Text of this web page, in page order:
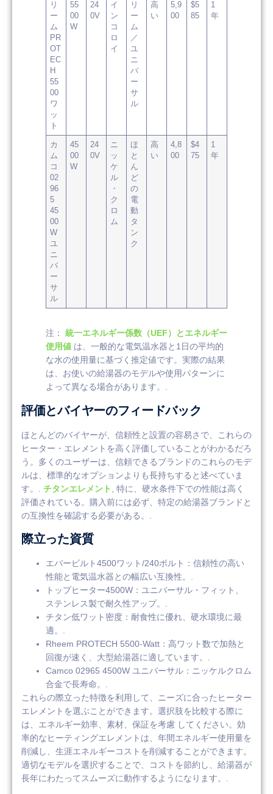
リ
ー
ム
PR
OT
EC
H
55
00
ワ
ッ
ト
55
00
W
24
0V
イ
ン
コ
ロ
イ
リ
ー
ム
／
ユ
ニ
バ
ー
サ
ル
高
い
5,9
00
$5
85
1
年
カ
ム
コ
02
96
5
45
00
W
ユ
ニ
バ
ー
サ
ル
45
00
W
24
0V
ニ
ッ
ケ
ル
・
ク
ロ
ム
ほ
と
ん
ど
の
電
動
タ
ン
ク
高
い
4,8
00
$4
75
1
年
注： 統一エネルギー係数（UEF）とエネルギー
使用値 は、一般的な電気温水器と1日の平均的
な水の使用量に基づく推定値です。実際の結果
は、お使いの給湯器のモデルや使用パターンに
よって異なる場合があります。.
評価とバイヤーのフィードバック
ほとんどのバイヤーが、信頼性と設置の容易さで、これらの
ヒーター・エレメントを高く評価していることがわかるだろ
う。多くのユーザーは、信頼できるブランドのこれらのモデ
ルは、標準的なオプションよりも長持ちすると述べていま
す。. チタンエレメント
, 特に、硬水条件下での性能は高く
評価されている。購入前には必ず、特定の給湯器ブランドと
の互換性を確認する必要がある。.
際立った資質
エバービルト4500ワット/240ボルト：信頼性の高い
性能と電気温水器との幅広い互換性。.
トップヒーター4500W：ユニバーサル・フィット、
ステンレス製で耐久性アップ。.
チタン低ワット密度：耐食性に優れ、硬水環境に最
適。.
Rheem PROTECH 5500-Watt：高ワット数で加熱と
回復が速く、大型給湯器に適しています。.
Camco 02965 4500W ユニバーサル：ニッケルクロム
合金で長寿命。.
これらの際立った特徴を利用して、ニーズに合ったヒーター
エレメントを選ぶことができます。選択肢を比較する際に
は、エネルギー効率、素材、保証を考慮 してください。効
率的なヒーティングエレメントは、年間エネルギー使用量を
削減し、生涯エネルギーコストを削減することができます。
適切なモデルを選択することで、コストを節約し、給湯器が
長年にわたってスムーズに動作するようになります。.